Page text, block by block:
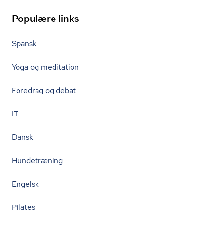
Populære links
Spansk
Yoga og meditation
Foredrag og debat
IT
Dansk
Hundetræning
Engelsk
Pilates